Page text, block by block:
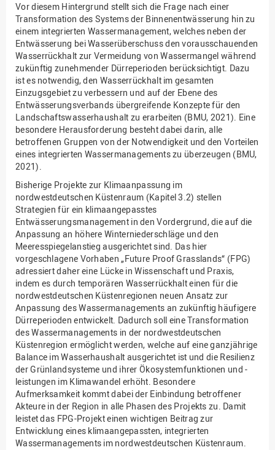
Vor diesem Hintergrund stellt sich die Frage nach einer
Transformation des Systems der Binnenentwässerung hin zu
einem integrierten Wassermanagement, welches neben der
Entwässerung bei Wasserüberschuss den vorausschauenden
Wasserrückhalt zur Vermeidung von Wassermangel während
zukünftig zunehmender Dürreperioden berücksichtigt. Dazu
ist es notwendig, den Wasserrückhalt im gesamten
Einzugsgebiet zu verbessern und auf der Ebene des
Entwässerungsverbands übergreifende Konzepte für den
Landschaftswasserhaushalt zu erarbeiten (BMU, 2021). Eine
besondere Herausforderung besteht dabei darin, alle
betroffenen Gruppen von der Notwendigkeit und den Vorteilen
eines integrierten Wassermanagements zu überzeugen (BMU,
2021).
Bisherige Projekte zur Klimaanpassung im
nordwestdeutschen Küstenraum (Kapitel 3.2) stellen
Strategien für ein klimaangepasstes
Entwässerungsmanagement in den Vordergrund, die auf die
Anpassung an höhere Winterniederschläge und den
Meeresspiegelanstieg ausgerichtet sind. Das hier
vorgeschlagene Vorhaben „Future Proof Grasslands“ (FPG)
adressiert daher eine Lücke in Wissenschaft und Praxis,
indem es durch temporären Wasserrückhalt einen für die
nordwestdeutschen Küstenregionen neuen Ansatz zur
Anpassung des Wassermanagements an zukünftig häufigere
Dürreperioden entwickelt. Dadurch soll eine Transformation
des Wassermanagements in der nordwestdeutschen
Küstenregion ermöglicht werden, welche auf eine ganzjährige
Balance im Wasserhaushalt ausgerichtet ist und die Resilienz
der Grünlandsysteme und ihrer Ökosystemfunktionen und -
leistungen im Klimawandel erhöht. Besondere
Aufmerksamkeit kommt dabei der Einbindung betroffener
Akteure in der Region in alle Phasen des Projekts zu. Damit
leistet das FPG-Projekt einen wichtigen Beitrag zur
Entwicklung eines klimaangepassten, integrierten
Wassermanagements im nordwestdeutschen Küstenraum.